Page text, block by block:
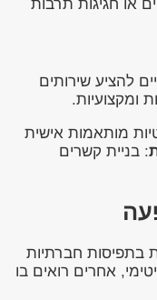
או חגיגות תרבות
להציע שירותים
ומקצועיות.
מותאמות אישית
: בניית קשרים
בתפיסות חברתיות
אחרים רואים בו